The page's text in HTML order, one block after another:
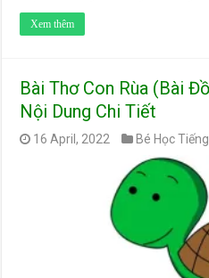
Xem thêm
Bài Thơ Con Rùa (Bài
Nội Dung Chi Tiết
16 April, 2022 Bé Học